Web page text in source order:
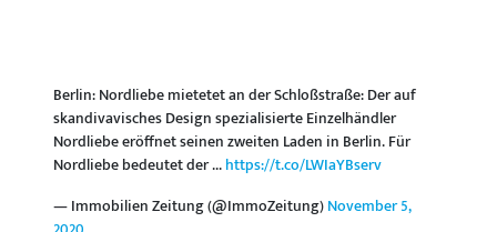
Berlin: Nordliebe mietetet an der Schloßstraße: Der auf
skandivavisches Design spezialisierte Einzelhändler
Nordliebe eröffnet seinen zweiten Laden in Berlin. Für
Nordliebe bedeutet der ...https://t.co/LWIaYBserv
— Immobilien Zeitung (@ImmoZeitung)November 5,